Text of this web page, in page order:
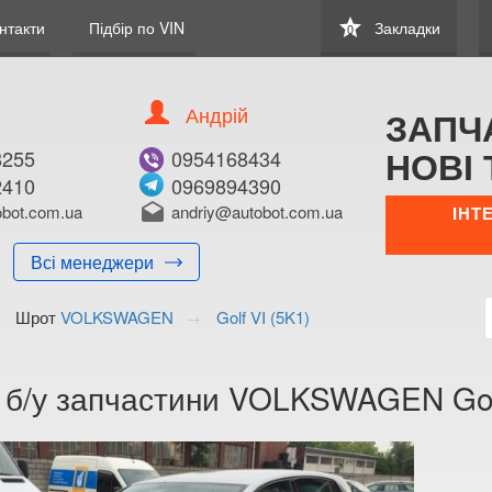
Підбір по VIN star
0 Закладки
Всі менеджери
Андрій
0954168434
0969894390
drafts andriy@autobot.com.ua
НОВІ
ШротVOLKSWAGEN
Golf VI (5K1)
б/у запчастини VOLKSWAGEN